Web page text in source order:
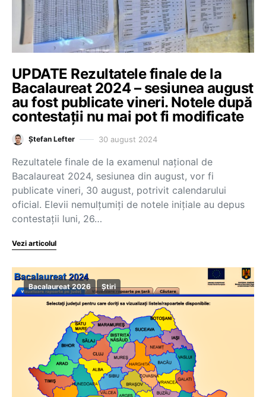
UPDATE Rezultatele finale de la
Bacalaureat 2024 – sesiunea august
au fost publicate vineri. Notele după
contestații nu mai pot fi modificate
Ștefan Lefter 30 august 2024
Rezultatele finale de la examenul național de
Bacalaureat 2024, sesiunea din august, vor fi
publicate vineri, 30 august, potrivit calendarului
oficial. Elevii nemulțumiți de notele inițiale au depus
contestații luni, 26…
Vezi articolul
Bacalaureat 2026 Știri